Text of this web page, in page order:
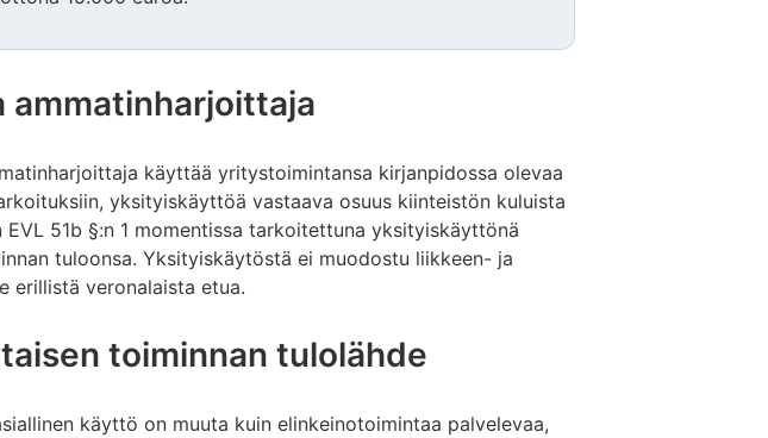
ammatinharjoittaja
käyttää yritystoimintansa kirjanpidossa olevaa
yksityiskäyttöä vastaava osuus kiinteistön kuluista
51b §:n 1 momentissa tarkoitettuna yksityiskäyttönä
tuloonsa. Yksityiskäytöstä ei muodostu liikkeen- ja
erillistä veronalaista etua.
toiminnan tulolähde
käyttö on muuta kuin elinkeinotoimintaa palvelevaa,